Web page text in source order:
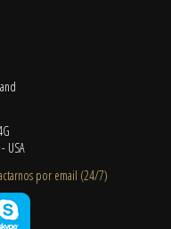
USA
por email ​(24/7)